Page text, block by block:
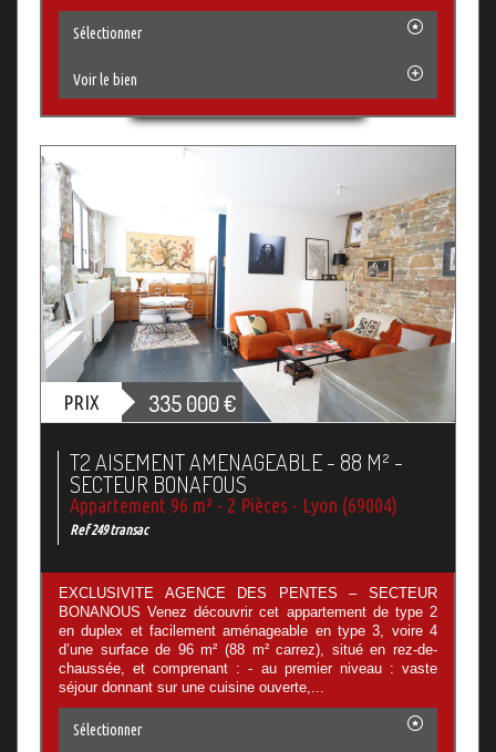
Sélectionner
Voir le bien
PRIX 335 000€
T2 AISEMENT AMENAGEABLE - 88 M² -
SECTEUR BONAFOUS
Appartement 96 m² - 2 Pièces - Lyon (69004)
Ref 249 transac
EXCLUSIVITE AGENCE DES PENTES – SECTEUR
BONANOUS Venez découvrir cet appartement de type 2
en duplex et facilement aménageable en type 3, voire 4
d’une surface de 96 m² (88 m² carrez), situé en rez-de-
chaussée, et comprenant : - au premier niveau : vaste
séjour donnant sur une cuisine ouverte,...
Sélectionner